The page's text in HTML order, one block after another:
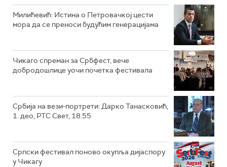
Милићевић: Истина о Петровачкој цести
мора да се преноси будућим генерацијама
Чикаго спреман за Србфест, вече
добродошлице уочи почетка фестивала
Србија на вези-портрети: Дарко Танасковић,
1. део, РТС Свет, 18.55
Српски фестивал поново окупља дијаспору
у Чикагу